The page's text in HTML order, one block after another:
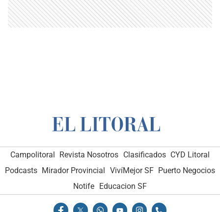
Campolitoral Revista Nosotros Clasificados CYD Litoral
Podcasts Mirador Provincial VivíMejor SF Puerto Negocios
Notife
Educacion SF